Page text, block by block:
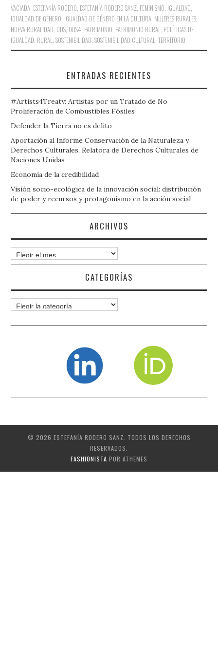
VACIADA, ESTEFANÍA RODERO, ESTEFANÍA RODERO SANZ, FEMINISMO, IGUALDAD,
IGUALDAD DE GÉNERO, IGUALDAD DE GÉNERO EN LA CULTURA, MUJERES RURALES,
NUEVA RURALIDAD, ODS, ODS4, PATRIMONIO, PATRIMONIO RURAL, POLÍTICAS DE
IGUALDAD, RURAL,SOSTENIBILIDAD,SOSTENIBILIDAD CULTURAL,TERRITORIO
ENTRADAS RECIENTES
#Artists4Treaty: Artistas por un Tratado de No
Proliferación de Combustibles Fósiles
Defender la Tierra no es delito
Aportación al Informe Conservación de la Naturaleza y
Derechos Culturales, Relatora de Derechos Culturales de
Naciones Unidas
Economía de la credibilidad
Visión socio-ecológica de la innovación social: distribución
de poder y recursos y protagonismo en la acción social
ARCHIVOS
Archivos
CATEGORÍAS
Categorías
© 2026 ESTEFANÍA RODERO SANZ. TODOS LOS DERECHOS
RESERVADOS.
FASHIONISTA POR ATHEMES